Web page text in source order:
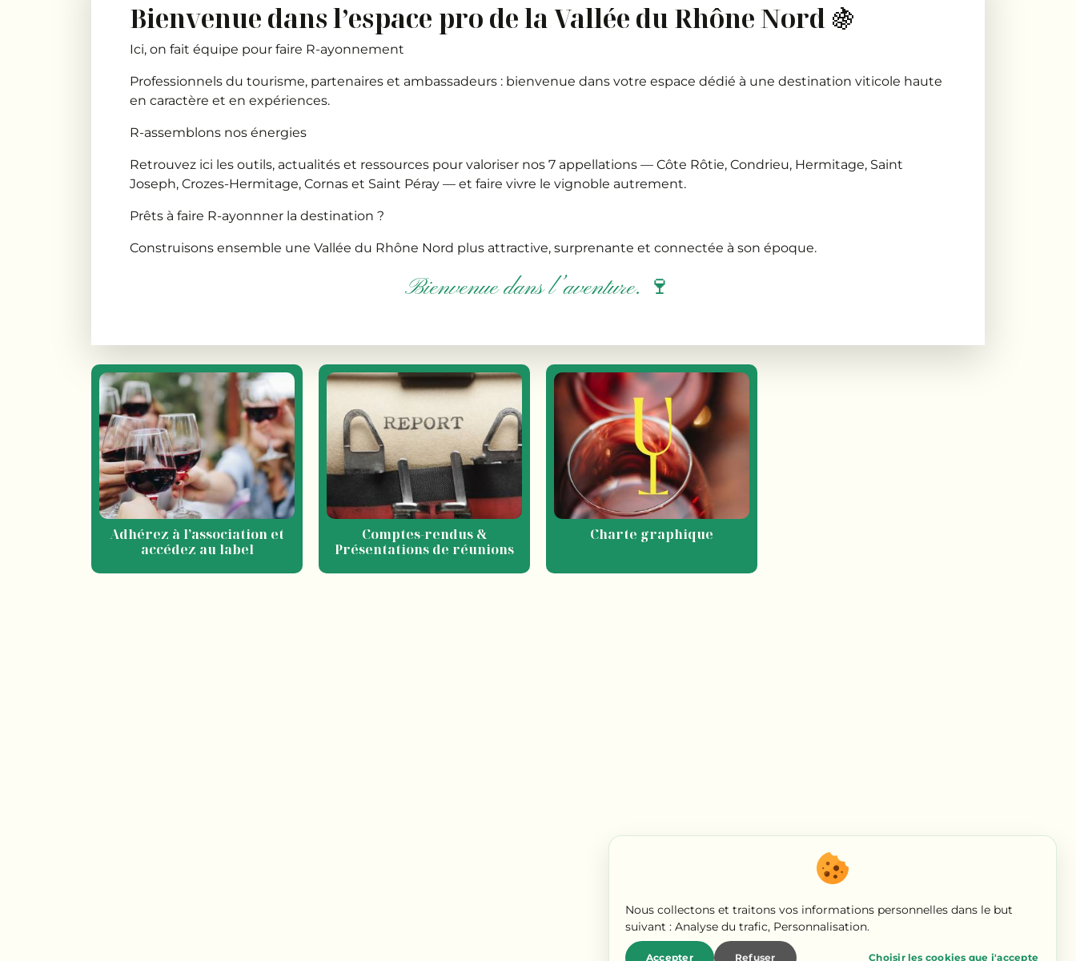
Bienvenue dans l’espace pro de la Vallée du Rhône Nord 🍇
Ici, on fait équipe pour faire R-ayonnement
Professionnels du tourisme, partenaires et ambassadeurs : bienvenue dans votre espace dédié à une destination viticole haute
en caractère et en expériences.
R-assemblons nos énergies
Retrouvez ici les outils, actualités et ressources pour valoriser nos 7 appellations — Côte Rôtie, Condrieu, Hermitage, Saint
Joseph, Crozes-Hermitage, Cornas et Saint Péray — et faire vivre le vignoble autrement.
Prêts à faire R-ayonnner la destination ?
Construisons ensemble une Vallée du Rhône Nord plus attractive, surprenante et connectée à son époque.
Bienvenue dans l’aventure. 🍷
Adhérez à l’association et
accédez au label
Comptes-rendus &
Présentations de réunions
Charte graphique
Nous collectons et traitons vos informations personnelles dans le but
suivant : Analyse du trafic, Personnalisation.
Accepter Refuser Choisir les cookies que j'accepte